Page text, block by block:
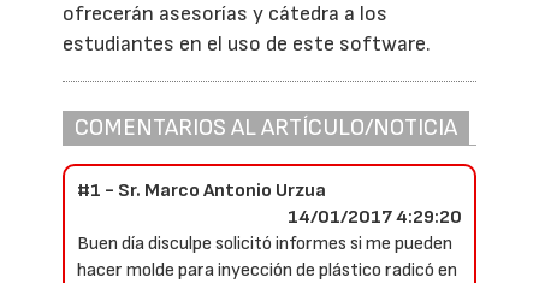
ofrecerán asesorías y cátedra a los
estudiantes en el uso de este software.
COMENTARIOS AL ARTÍCULO/NOTICIA
#1 - Sr. Marco Antonio Urzua
14/01/2017 4:29:20
Buen día disculpe solicitó informes si me pueden
hacer molde para inyección de plástico radicó en